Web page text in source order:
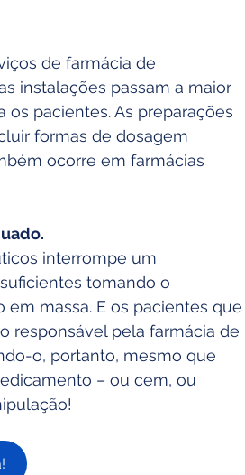
de farmácia de
instalações passam a maior
pacientes. As preparações
formas de dosagem
ocorre em farmácias
interrompe um
tomando o
massa. E os pacientes que
responsável pela farmácia de
o, portanto, mesmo que
– ou cem, ou